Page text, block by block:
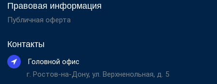
Правовая информация
Публичная оферта
Контакты
Головной офис
г. Ростов-на-Дону, ул. Верхненольная, д. 5